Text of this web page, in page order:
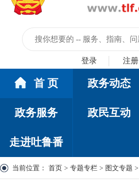
登录 注册
首 页 政务动态
政务服务 政民互动
走进吐鲁番
当前位置： 首页 > 专题专栏 > 图文专题 >